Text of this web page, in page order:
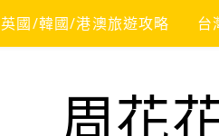
英國/韓國/港澳旅遊攻略 台
周花